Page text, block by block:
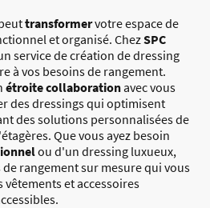
transformervotre espace de
et organisé. ChezSPC
service de création de dressing
à vos besoins de rangement.
étroite collaborationavec vous
des dressings qui optimisent
des solutions personnalisées de
Que vous ayez besoin
ou d'un dressing luxueux,
de rangement sur mesure qui vous
et accessoires